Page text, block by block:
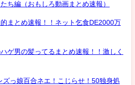
ち編（おもしろ動画まとめ速報）
まとめ速報！！ネット乞食DE2000万
ゲ男の髪ってるまとめ速報！！激しく
ズっ娘百合ネエ！こじらせ！50独身処